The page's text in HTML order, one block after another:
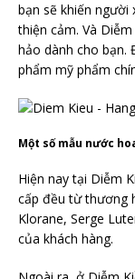
bạn sẽ khiến người
thiện cảm. Và
hảo dành cho bạn.
phẩm mỹ phẩm
Một số mẫu nước
Hiện nay tại Diễm
cấp đều từ thương
Klorane, Serge
của khách hàng.